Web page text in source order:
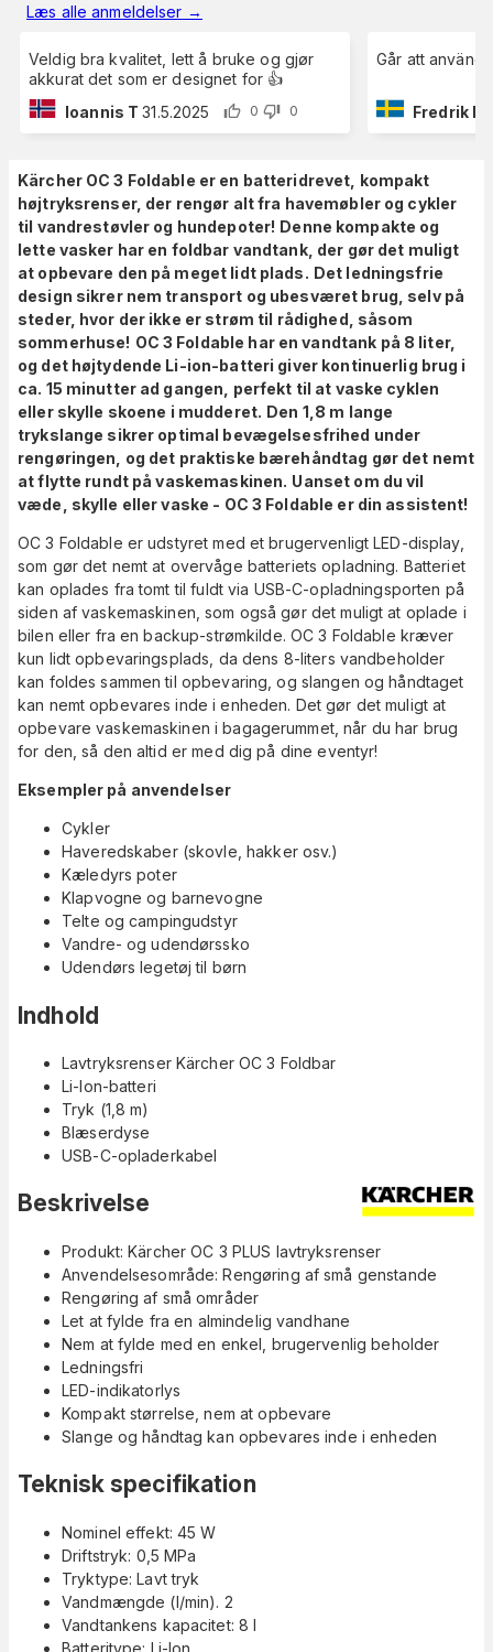
Læs alle anmeldelser →
Veldig bra kvalitet, lett å bruke og gjør
akkurat det som er designet for 👍
Ioannis T 31.5.2025 0 0
Går att
Fredrik L
Kärcher OC 3 Foldable er en batteridrevet, kompakt
højtryksrenser, der rengør alt fra havemøbler og cykler
til vandrestøvler og hundepoter! Denne kompakte og
lette vasker har en foldbar vandtank, der gør det muligt
at opbevare den på meget lidt plads. Det ledningsfrie
design sikrer nem transport og ubesværet brug, selv på
steder, hvor der ikke er strøm til rådighed, såsom
sommerhuse! OC 3 Foldable har en vandtank på 8 liter,
og det højtydende Li-ion-batteri giver kontinuerlig brug i
ca. 15 minutter ad gangen, perfekt til at vaske cyklen
eller skylle skoene i mudderet. Den 1,8 m lange
trykslange sikrer optimal bevægelsesfrihed under
rengøringen, og det praktiske bærehåndtag gør det nemt
at flytte rundt på vaskemaskinen. Uanset om du vil
væde, skylle eller vaske - OC 3 Foldable er din assistent!
OC 3 Foldable er udstyret med et brugervenligt LED-display,
som gør det nemt at overvåge batteriets opladning. Batteriet
kan oplades fra tomt til fuldt via USB-C-opladningsporten på
siden af vaskemaskinen, som også gør det muligt at oplade i
bilen eller fra en backup-strømkilde. OC 3 Foldable kræver
kun lidt opbevaringsplads, da dens 8-liters vandbeholder
kan foldes sammen til opbevaring, og slangen og håndtaget
kan nemt opbevares inde i enheden. Det gør det muligt at
opbevare vaskemaskinen i bagagerummet, når du har brug
for den, så den altid er med dig på dine eventyr!
Eksempler på anvendelser
Cykler
Haveredskaber (skovle, hakker osv.)
Kæledyrs poter
Klapvogne og barnevogne
Telte og campingudstyr
Vandre- og udendørssko
Udendørs legetøj til børn
Indhold
Lavtryksrenser Kärcher OC 3 Foldbar
Li-Ion-batteri
Tryk (1,8 m)
Blæserdyse
USB-C-opladerkabel
Beskrivelse
Produkt: Kärcher OC 3 PLUS lavtryksrenser
Anvendelsesområde: Rengøring af små genstande
Rengøring af små områder
Let at fylde fra en almindelig vandhane
Nem at fylde med en enkel, brugervenlig beholder
Ledningsfri
LED-indikatorlys
Kompakt størrelse, nem at opbevare
Slange og håndtag kan opbevares inde i enheden
Teknisk specifikation
Nominel effekt: 45 W
Driftstryk: 0,5 MPa
Tryktype: Lavt tryk
Vandmængde (l/min). 2
Vandtankens kapacitet: 8 l
Batteritype: Li-Ion